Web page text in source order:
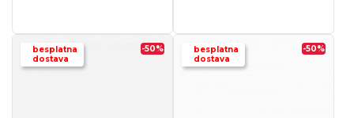
besplatna
dostava
-50%
besplatna
dostava
-50%